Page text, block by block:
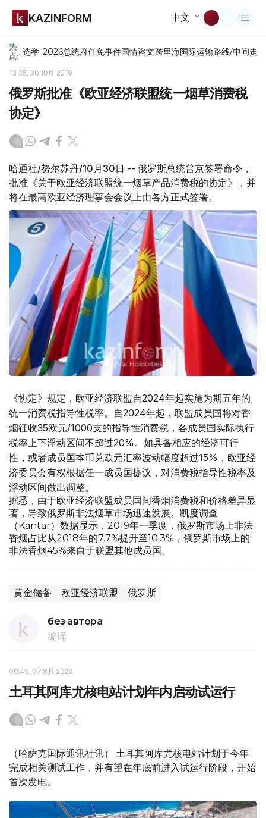
KAZINFORM 中文
热
点: 选举-2026总统府任免事件国情咨文跨里海国际运输路线/中间走廊
13:35, 30 10月 2019
俄罗斯批准《欧亚经济联盟统一烟草消费税
协定》
哈通社/努尔苏丹/10月30日 -- 俄罗斯总统普京签署命令，
批准《关于欧亚经济联盟统一烟草产品消费税的协定》，并
将在最高欧亚经济理事会会议上由各方正式签署。
《协定》规定，欧亚经济联盟自2024年起实施为期五年的
统一消费税指导性税率。自2024年起，联盟成员国将对香
烟征收35欧元/1000支的指导性消费税，各成员国实际执行
税率上下浮动区间不超过20%。如具备相应的经济可行
性，或者成员国本币兑欧元汇率波动幅度超过15%，欧亚经
济委员会有权根据任一成员国提议，对消费税指导性税率及
浮动区间做出调整。
据悉，由于欧亚经济联盟成员国间香烟消费税和价格差异显
著，导致俄罗斯非法烟草市场迅速发展。凯度调查
（Kantar）数据显示，2019年一季度，俄罗斯市场上非法
香烟占比从2018年的7.7%提升至10.3%，俄罗斯市场上的
非法香烟45%来自于联盟其他成员国。
黄金储备 欧亚经济联盟 俄罗斯
без автора
编译
09:49, 07 8月 2026
土耳其阿库尤核电站计划年内启动试运行
（哈萨克国际通讯社讯） 土耳其阿库尤核电站计划于今年
完成相关测试工作，并有望在年底前进入试运行阶段，开始
首次发电。